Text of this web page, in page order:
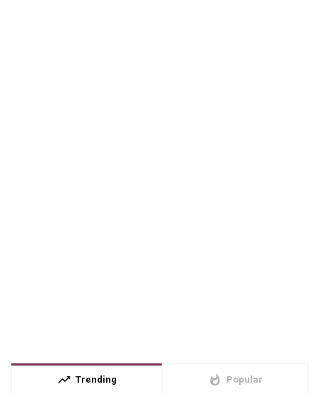
trending_up Trending whatshot Popular